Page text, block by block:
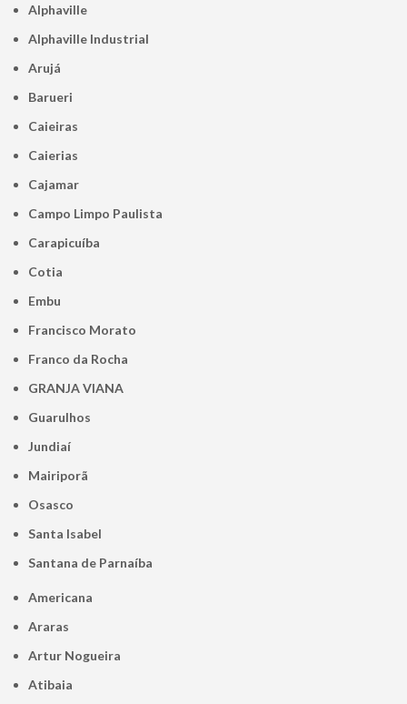
Alphaville
Alphaville Industrial
Arujá
Barueri
Caieiras
Caierias
Cajamar
Campo Limpo Paulista
Carapicuíba
Cotia
Embu
Francisco Morato
Franco da Rocha
GRANJA VIANA
Guarulhos
Jundiaí
Mairiporã
Osasco
Santa Isabel
Santana de Parnaíba
Americana
Araras
Artur Nogueira
Atibaia